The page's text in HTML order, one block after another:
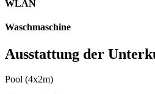
WLAN
Waschmaschine
Ausstattung der
Pool (4x2m)